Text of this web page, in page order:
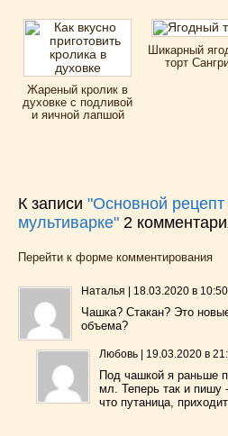
Жареный кролик в
духовке с подливой
и яичной лапшой
Шикарный
торт
К записи "Основной рецепт
мультиварке" 2
Перейти к форме комментирования
Наталья 18.03.2020 в 10:50
Чашка? Стакан? Это
объема?
Любовь 19.03.2020 в
Под чашкой я раньше
мл. Теперь так и пишу
что путаница,